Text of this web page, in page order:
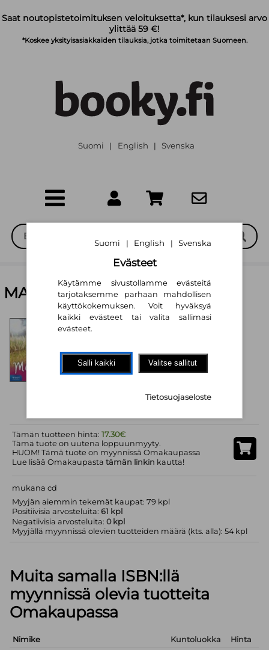
Saat noutopistetoimituksen veloituksetta*, kun tilauksesi arvo
ylittää 59 €!
*Koskee yksityisasiakkaiden tilauksia, jotka toimitetaan Suomeen.
Suomi | English | Svenska
MAGNET 3
MAGNET 3
Kirjoittaja: Bulut Sonja; Kajander Pauli;
Kustantaja: Sanoma Pro Oy
ISBN: 9789510313930
Kieli: Suomi
Julkaisuvuosi: 2010
Tämän tuotteen hinta:17.30€
Tämä tuote on uutena loppuunmyyty.
HUOM! Tämä tuote on myynnissä Omakaupassa
Lue lisää Omakaupastatämän linkin kautta!
mukana cd
Myyjän aiemmin tekemät kaupat: 79 kpl
Positiivisia arvosteluita:61 kpl
Negatiivisia arvosteluita:0 kpl
Myyjällä myynnissä olevien tuotteiden määrä (kts. alla): 54 kpl
Muita samalla ISBN:llä
myynnissä olevia tuotteita
Omakaupassa
Nimike Kuntoluokka
Hinta
Suomi | English | Svenska
Evästeet
Käytämme sivustollamme evästeitä
tarjotaksemme parhaan mahdollisen
käyttökokemuksen. Voit hyväksyä
kaikki evästeet tai valita sallimasi
evästeet.
Salli kaikki Valitse sallitut
Tietosuojaseloste